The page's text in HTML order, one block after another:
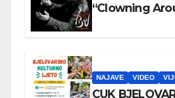
“Clowning
NAJAVE VIDEO
CUK